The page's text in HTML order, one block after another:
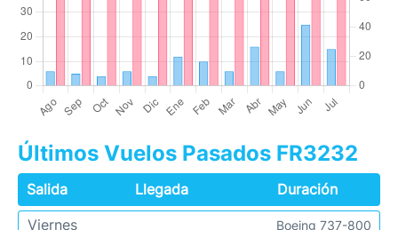
Últimos Vuelos Pasados FR3232
Salida Llegada
Duración
Viernes
Boeing 737-800